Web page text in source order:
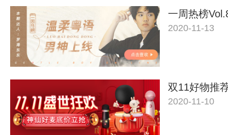
一周热榜
2020-11-13
双11好物推
2020-11-10